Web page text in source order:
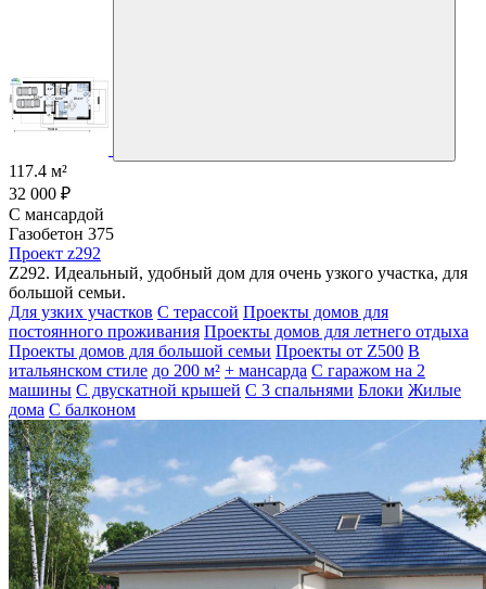
117.4 м²
32 000 ₽
С мансардой
Газобетон 375
Проект z292
Z292. Идеальный, удобный дом для очень узкого участка, для
большой семьи.
Для узких участков С терассой Проекты домов для
постоянного проживания Проекты домов для летнего отдыха
Проекты домов для большой семьи Проекты от Z500 В
итальянском стиле до 200 м² + мансарда С гаражом на 2
машины С двускатной крышей С 3 спальнями Блоки Жилые
дома С балконом